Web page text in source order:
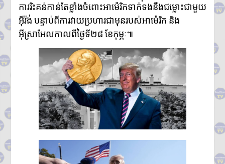
សមនឹងត្រឡប់ទៅផ្ទះវិញ»
ការរិះគន់កាន់តែខ្លាំងចំពោះអាម៉េរិកទាក់ទងនឹងជម្លោះជាមួយ
អ៊ីរ៉ង់ បន្ទាប់ពីការវាយប្រហារជាមុនរបស់អាម៉េរិក និង
អ៊ីស្រាអែលកាលពីថ្ងៃទី២៨ ខែកុម្ភៈ៕